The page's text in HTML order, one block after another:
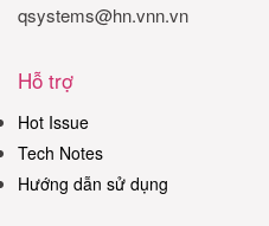
qsystems@hn.vnn.vn
Hỗ trợ
Hot Issue
Tech Notes
Hướng dẫn sử dụng